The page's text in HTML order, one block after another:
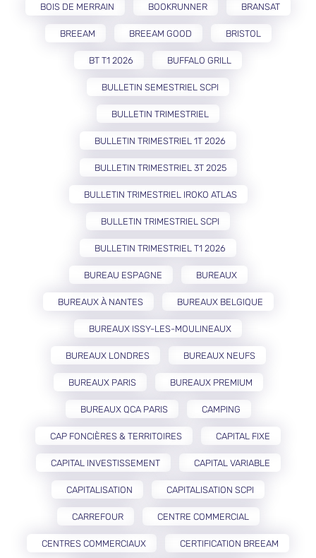
BOIS DE MERRAIN BOOKRUNNER BRANSAT
BREEAM BREEAM GOOD BRISTOL
BT T1 2026 BUFFALO GRILL
BULLETIN SEMESTRIEL SCPI
BULLETIN TRIMESTRIEL
BULLETIN TRIMESTRIEL 1T 2026
BULLETIN TRIMESTRIEL 3T 2025
BULLETIN TRIMESTRIEL IROKO ATLAS
BULLETIN TRIMESTRIEL SCPI
BULLETIN TRIMESTRIEL T1 2026
BUREAU ESPAGNE BUREAUX
BUREAUX À NANTES BUREAUX BELGIQUE
BUREAUX ISSY-LES-MOULINEAUX
BUREAUX LONDRES BUREAUX NEUFS
BUREAUX PARIS BUREAUX PREMIUM
BUREAUX QCA PARIS CAMPING
CAP FONCIÈRES & TERRITOIRES CAPITAL FIXE
CAPITAL INVESTISSEMENT CAPITAL VARIABLE
CAPITALISATION CAPITALISATION SCPI
CARREFOUR CENTRE COMMERCIAL
CENTRES COMMERCIAUX CERTIFICATION BREEAM